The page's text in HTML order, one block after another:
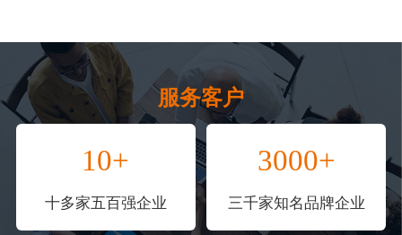
服务客户
10+
十多家五百强企业
3000+
三千家知名品牌企业